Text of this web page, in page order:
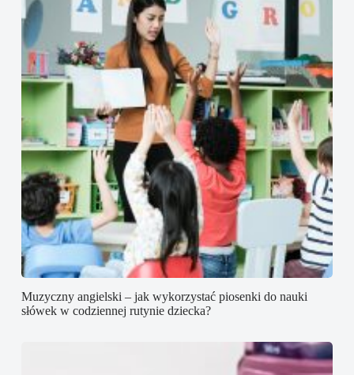
Muzyczny angielski – jak wykorzystać piosenki do nauki
słówek w codziennej rutynie dziecka?